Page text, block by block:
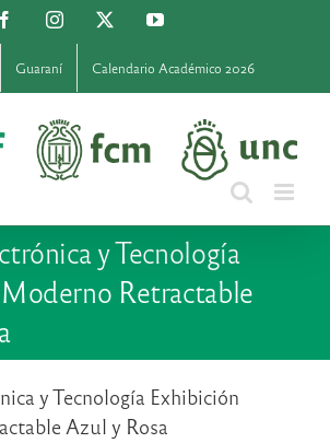
FacebookInstagram YouTube
Guaraní Calendario Académico 2026
y Tecnología
Retractable
y Tecnología Exhibición
Azul y Rosa